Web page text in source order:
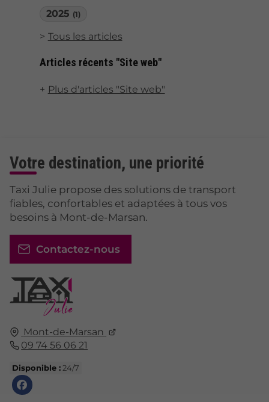
2025 (1)
Tous les articles
Articles récents "Site web"
Plus d'articles "Site web"
Mont-de-Marsan
09 74 56 06 21
Disponible :24/7
Votre destination, une priorité
Taxi Julie propose des solutions de transport
fiables, confortables et adaptées à tous vos
besoins à Mont-de-Marsan.
Contactez-nous